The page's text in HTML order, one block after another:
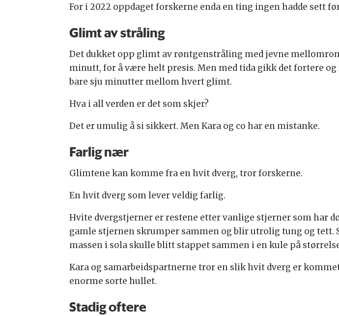
For i 2022 oppdaget forskerne enda en ting ingen hadde sett
Glimt av stråling
Det dukket opp glimt av røntgenstråling med jevne
minutt, for å være helt presis. Men med tida gikk det fortere og
bare sju minutter mellom hvert glimt.
Hva i all verden er det som skjer?
Det er umulig å si sikkert. Men Kara og co har en mistanke.
Farlig nær
Glimtene kan komme fra en hvit dverg, tror forskerne.
En hvit dverg som lever veldig farlig.
Hvite dvergstjerner er restene etter vanlige stjerner som har
gamle stjernen skrumper sammen og blir utrolig tung og tett.
massen i sola skulle blitt stappet sammen i en kule på
Kara og samarbeidspartnerne tror en slik hvit dverg er
enorme sorte hullet.
Stadig oftere